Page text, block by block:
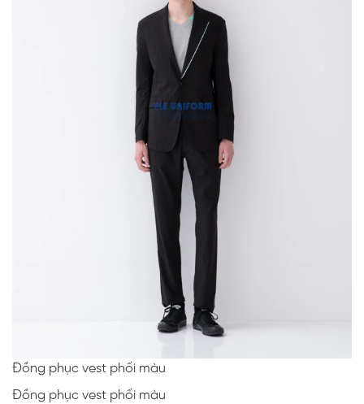
Đồng phục vest phối màu
Đồng phục vest phối màu